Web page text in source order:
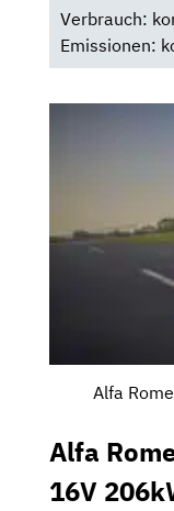
Verbrauch:
Emissionen:
Alfa
Alfa
16V